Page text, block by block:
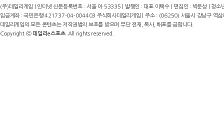
(주)데일리게임 | 인터넷 신문등록번호 : 서울 아 53335 | 발행인 : 대표 이택수 | 편집인 : 박운성 |
입금계좌 : 국민은행 421737-04-004403 주식회사데일리게임 | 주소 : (06250) 서울시 강남구
데일리게임의 모든 콘텐츠는 저작권법의 보호를 받으며 무단 전재, 복사, 배포를 금합니다.
Copyright ⓒ데일리e스포츠. All rights reserved.